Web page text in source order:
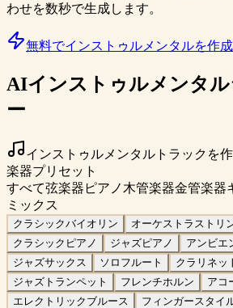
わせを数秒で生成します。
無料でインストゥルメンタルを作成
AIインストゥルメンタ
ー
インストゥルメンタルトラックを
楽器プリセット
すべて弦楽器 ピアノ 木管楽器金管楽器
ミックス
クラシックバイオリン オーケストラストリ
クラシックピアノ
ジャズピアノ
アンビエ
ジャズサックス
ソロフルート
クラリネッ
ジャズトランペット
フレンチホルン
アコ
エレクトリックブルース
フィンガースタイ